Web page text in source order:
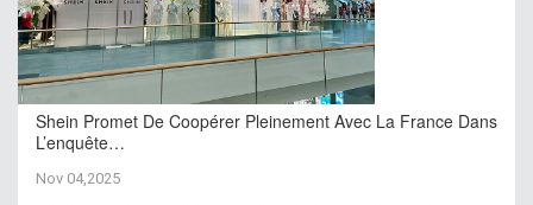
Shein Promet De Coopérer Pleinement Avec La France Dans
L’enquête…
Nov 04,2025